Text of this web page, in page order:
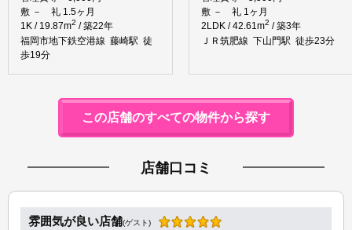
敷 － 礼 1.5ヶ月
1K / 19.87m2 / 築22年
福岡市地下鉄空港線 藤崎駅 徒
歩19分
敷 － 礼 1ヶ月
2LDK / 42.61m2 / 築3年
ＪＲ筑肥線 下山門駅 徒歩23分
この店舗のすべての物件から探す
店舗口コミ
雰囲気が良い店舗(ゲスト)